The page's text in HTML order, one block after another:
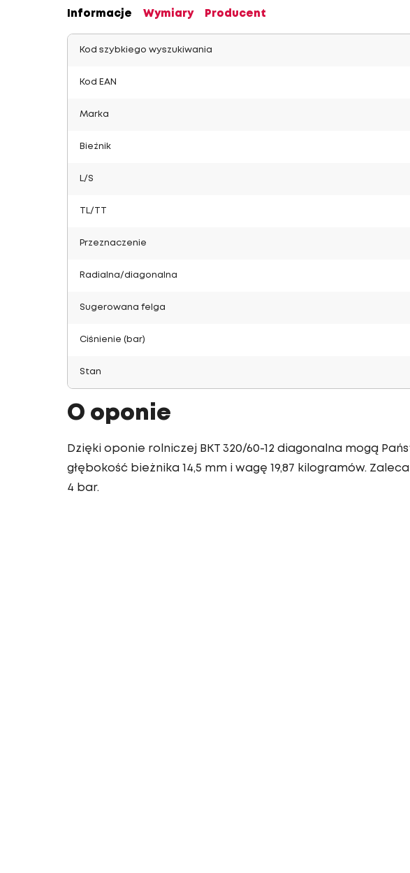
Informacje Wymiary Producent
Kod szybkiego wyszukiwania
Kod EAN
Marka
Bieżnik
L/S
TL/TT
Przeznaczenie
Radialna/diagonalna
Sugerowana felga
Ciśnienie (bar)
Stan
O oponie
Dzięki oponie rolniczej BKT 320/60-12 diagonalna mogą
głębokość bieżnika 14,5 mm i wagę 19,87 kilogramów.
4 bar.